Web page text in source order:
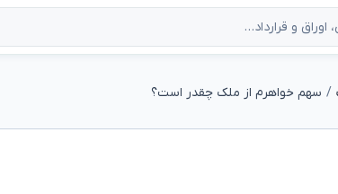
سهم خواهرم از ملک چقدر است؟